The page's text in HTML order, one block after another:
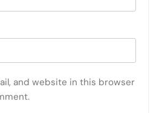
and website in this browser